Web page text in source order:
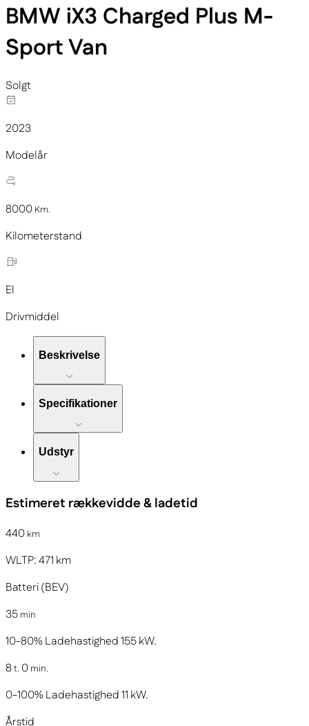
BMW iX3 Charged Plus M-
Sport Van
Solgt
2023
Modelår
8000 Km.
Kilometerstand
El
Drivmiddel
Beskrivelse
Specifikationer
Udstyr
Estimeret rækkevidde & ladetid
440 km
WLTP:471 km
Batteri (BEV)
35 min
10-80% Ladehastighed155kW.
8t. 0 min.
0-100% Ladehastighed11 kW.
Årstid